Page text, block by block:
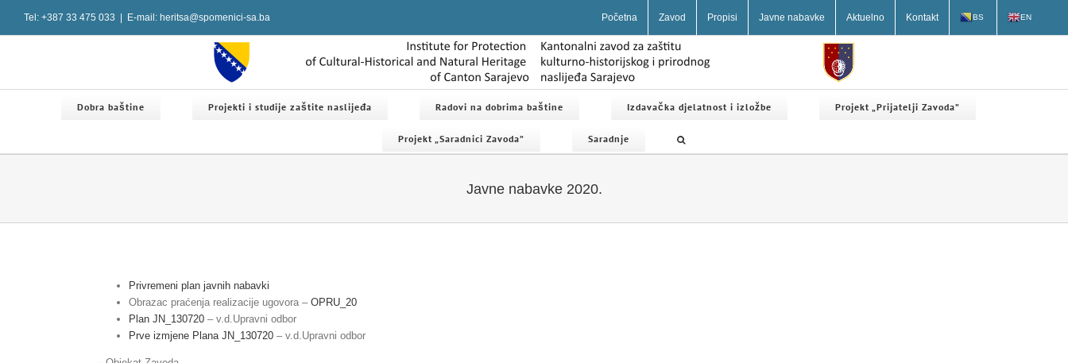
Tel: +387 33 475 033 E-mail: heritsa@spomenici-sa.ba Početna Zavod Propisi Javne nabavke Aktuelno Kontakt BS EN
Dobra baštine Projekti i studije zaštite naslijeđa Radovi na dobrima baštine Izdavačka djelatnost i izložbe Projekt „Prijatelji Zavoda”
Projekt „Saradnici Zavoda” Saradnje
Javne nabavke 2020.
Privremeni plan javnih nabavki
Obrazac praćenja realizacije ugovora – OPRU_20
Plan JN_130720 – v.d.Upravni odbor
Prve izmjene Plana JN_130720 – v.d.Upravni odbor